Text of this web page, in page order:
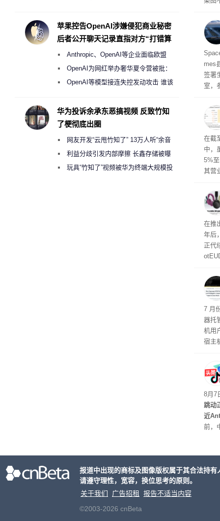
息
26
民
mes
签署
室，
于
在截
中，
5%
其营
日
69亿
曝
在推
年后
正代
计
机
7 月
器托
机用
宿主
如
有可
最
8月7
跳动
近
前，
度
苹果控告OpenAI涉嫌侵犯商业秘密
后者公开聊天记录直指对方“打错算
Anthropic、OpenAI等企业面临欧盟
《人工智能法案》全新执法权限审查
OpenAI为网红举办奢华夏令营被批：
2000美元一晚 遭讽“反乌托邦”
OpenAI等模型接连失控发动攻击 谁该
华为投诉余承东恶搞视频 反致竹知
了梗彻底出圈
网友开发“云甩竹知了” 13万人听“余音
绕梁”利益分歧引发内部摩擦 长鑫存储被曝
曾将华为驻场工程师驱逐出研发基地
玩具“竹知了”视频被华为终端大规模投
报道中出现的商标及图像版权属于其合法持
请遵守理性，宽容，换位思考的原则。
关于我们
广告招租
报告不适当内容
©2003-2026 cnBeta